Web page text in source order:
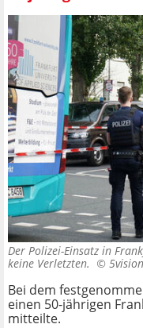
Der Polizei-Einsatz in
keine Verletzten. ©
Bei dem
einen 50-jährigen
mitteilte.